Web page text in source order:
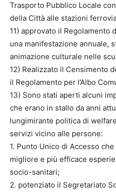
Trasporto Pubblico Locale
della Città alle stazioni
11) approvato il Regolamento
una manifestazione annuale,
animazione culturale nelle
12) Realizzato il Censimento
il Regolamento per l’Albo
13) Sono stati aperti alcuni
che erano in stallo da anni
lungimirante politica di
servizi vicino alle persone:
1. Punto Unico di Accesso
migliore e più efficace
socio-sanitari;
2. potenziato il Segretariato